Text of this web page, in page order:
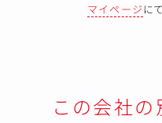
マイページに
この会社